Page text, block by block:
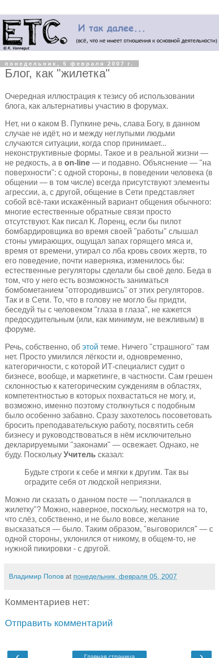
понедельник, 5 февраля 2007 г.
Блог, как "жилетка"
Очередная иллюстрация к тезису об использовании
блога, как альтернативы участию в форумах.
Нет, ни о каком В. Пупкине речь, слава Богу, в данном
случае не идёт, но и между неглупыми людьми
случаются ситуации, когда спор принимает...
неконструктивные формы. Такое и в реальной жизни —
не редкость, а в on-line — и подавно. Объяснение — "на
поверхности": с одной стороны, в поведении человека (в
общении — в том числе) всегда присутствуют элементы
агрессии, а, с другой, общение в Сети представляет
собой всё-таки искажённый вариант общения обычного:
многие естественные обратные связи просто
отсутствуют. Как писал К. Лоренц, если бы пилот
бомбардировщика во время своей "работы" слышал
стоны умирающих, ощущал запах горящего мяса и,
время от времени, утирал со лба кровь своих жертв, то
его поведение, почти наверняка, изменилось бы:
естественные регуляторы сделали бы своё дело. Беда в
том, что у него есть возможность заниматься
бомбометанием "отгородившись" от этих регуляторов.
Так и в Сети. То, что в голову не могло бы придти,
беседуй ты с человеком "глаза в глаза", не кажется
предосудительным (или, как минимум, не вежливым) в
форуме.
Речь, собственно, об этой теме. Ничего "страшного" там
нет. Просто умилился лёгкости и, одновременно,
категоричности, с которой ИТ-специалист судит о
бизнесе, вообще, и маркетинге, в частности. Сам грешен
склонностью к категорическим суждениям в областях,
компетентностью в которых похвастаться не могу, и,
возможно, именно поэтому столкнуться с подобным
было особенно забавно. Сразу захотелось посоветовать
бросить преподавательскую работу, посвятить себя
бизнесу и руководствоваться в нём исключительно
декларируемыми "законами" — освежает. Однако, не
буду. Поскольку Учитель сказал:
Будьте строги к себе и мягки к другим. Так вы
оградите себя от людской неприязни.
Можно ли сказать о данном посте — "поплакался в
жилетку"? Можно, наверное, поскольку, несмотря на то,
что слёз, собственно, и не было вовсе, желание
высказаться — было. Таким образом, "выговорился" — с
одной стороны, уклонился от никому, в общем-то, не
нужной пикировки - с другой.
Владимир Попов at понедельник, февраля 05, 2007
Комментариев нет:
Отправить комментарий